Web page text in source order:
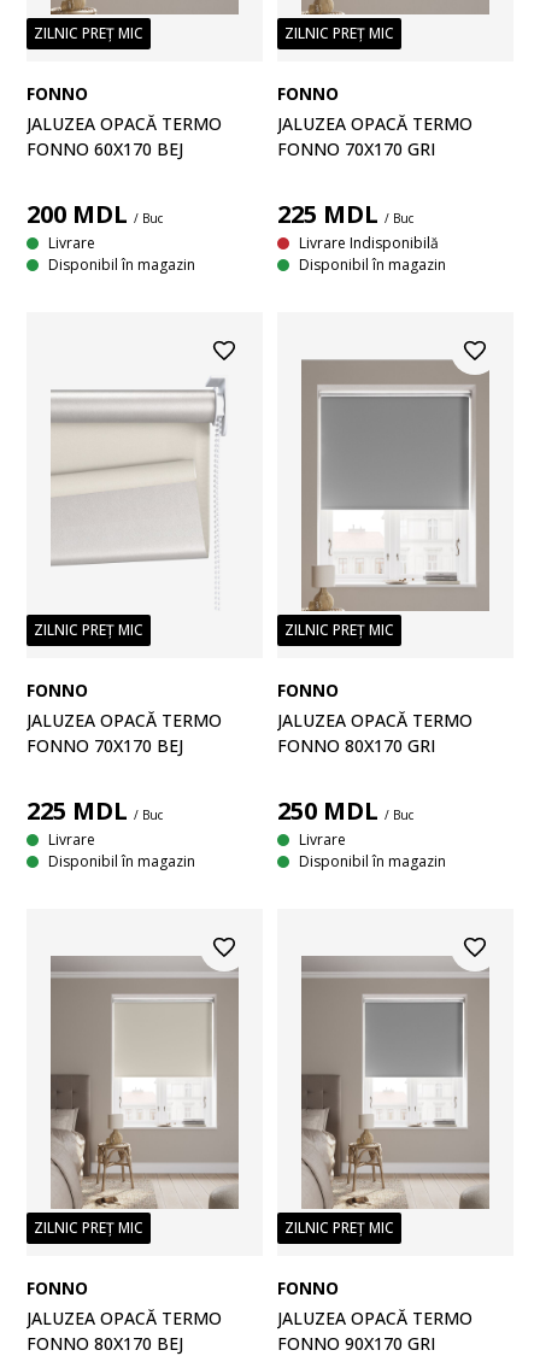
ZILNIC PREȚ MIC
FONNO
JALUZEA OPACĂ TERMO
FONNO 60X170 BEJ
200 MDL / Buc
Livrare
Disponibil în magazin
ZILNIC PREȚ MIC
FONNO
JALUZEA OPACĂ TERMO
FONNO 70X170 GRI
225 MDL / Buc
Livrare Indisponibilă
Disponibil în magazin
ZILNIC PREȚ MIC
FONNO
JALUZEA OPACĂ TERMO
FONNO 70X170 BEJ
225 MDL / Buc
Livrare
Disponibil în magazin
ZILNIC PREȚ MIC
FONNO
JALUZEA OPACĂ TERMO
FONNO 80X170 GRI
250 MDL / Buc
Livrare
Disponibil în magazin
ZILNIC PREȚ MIC
FONNO
JALUZEA OPACĂ TERMO
FONNO 80X170 BEJ
ZILNIC PREȚ MIC
FONNO
JALUZEA OPACĂ TERMO
FONNO 90X170 GRI